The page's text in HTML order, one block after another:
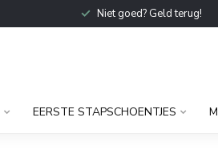
Niet goed? Geld terug!
EERSTE STAPSCHOENTJES